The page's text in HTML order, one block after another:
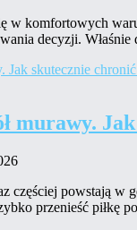
w komfortowych
decyzji.
murawy.
częściej powstają w
przenieść piłkę